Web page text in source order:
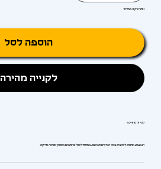
נותרו רק 3 במלאי
הוספה לסל
לקנייה מהירה
למי זה מתאים?
הצעצוע מתאים לכלבים בכל הגדלים והגזעים, במיוחד לאלו שאוהבים משחקי משיכה וזריקה.